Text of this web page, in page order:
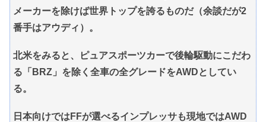
メーカーを除けば世界トップを誇るものだ（余談だが2
番手はアウディ）。
北米をみると、ピュアスポーツカーで後輪駆動にこだわ
る「BRZ」を除く全車の全グレードをAWDとしてい
る。
日本向けではFFが選べるインプレッサも現地ではAWD